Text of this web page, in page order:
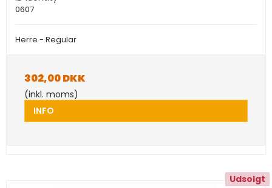
0607
Herre - Regular
302,00 DKK
(inkl. moms)
INFO
Udsolgt